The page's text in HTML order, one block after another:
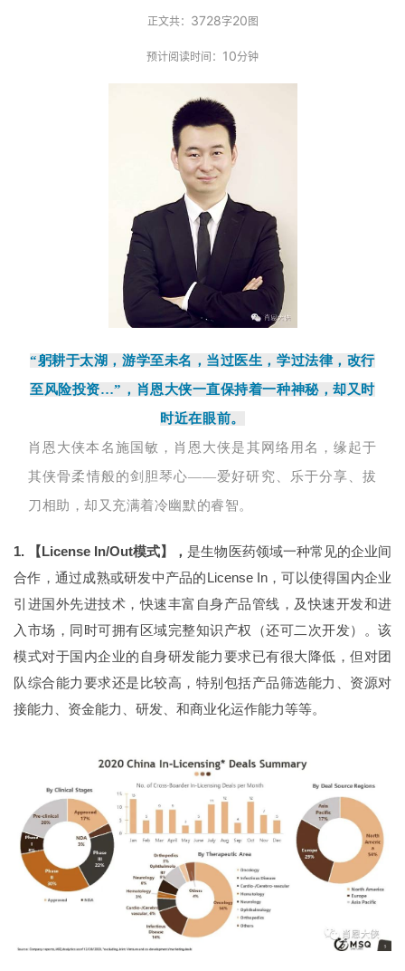
正文共： 3728字20 图
预计阅读时间： 10分钟
“躬耕于太湖，游学至未名，当过医生，学过法律，改行
至风险投资…”，肖恩大侠一直保持着一种神秘，却又时
时近在眼前。
肖恩大侠本名施国敏，肖恩大侠是其网络用名，缘起于
其侠骨柔情般的剑胆琴心——爱好研究、乐于分享、拔
刀相助，却又充满着冷幽默的睿智。
1. 【License In/Out模式】， 是生物医药领域一种常见的企业间
合作， 通过成熟或研发中产品的License In，可以使得国内企业
引进国外先进技术，快速丰富自身产品管线，及快速开发和进
入市场，同时可拥有区域完整知识产权（还可二次开发）。该
模式对于国内企业的自身研发能力要求已有很大降低，但对团
队综合能力要求还是比较高，特别包括产品筛选能力、资源对
接能力、资金能力、研发、和商业化运作能力等等。